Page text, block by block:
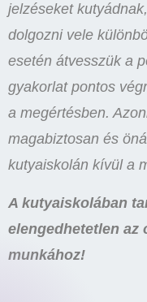
jelzéseket
dolgozni vele
esetén átvesszük a
gyakorlat pontos
a megértésben.
magabiztosan és
kutyaiskolán kívül a
A kutyaiskolában
elengedhetetlen az
munkához!